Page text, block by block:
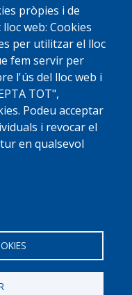
pròpies i de
web: Cookies
per utilitzar el lloc
fem servir per
l'ús del lloc web i
TOT",
Podeu acceptar
i revocar el
en qualsevol